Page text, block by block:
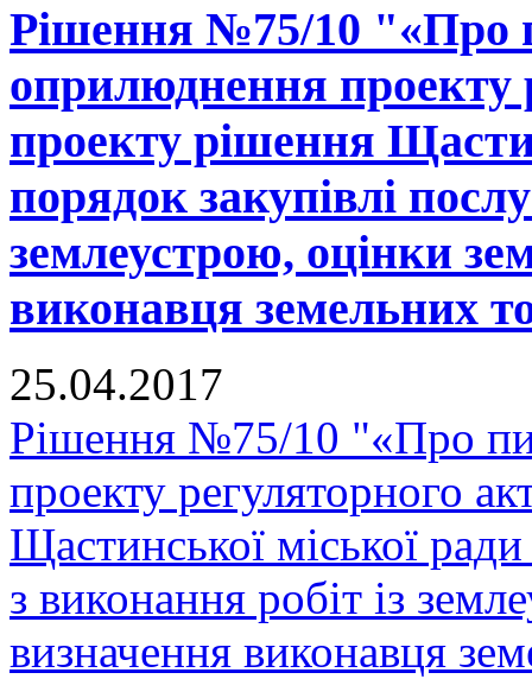
Рішення №75/10 "«Про
оприлюднення проекту
проекту рішення
порядок закупівлі
землеустрою, оцінки
виконавця земельних
25.04.2017
Рішення №75/10 "«Про
проекту регуляторного
Щастинської міської
з виконання робіт із
визначення виконавця